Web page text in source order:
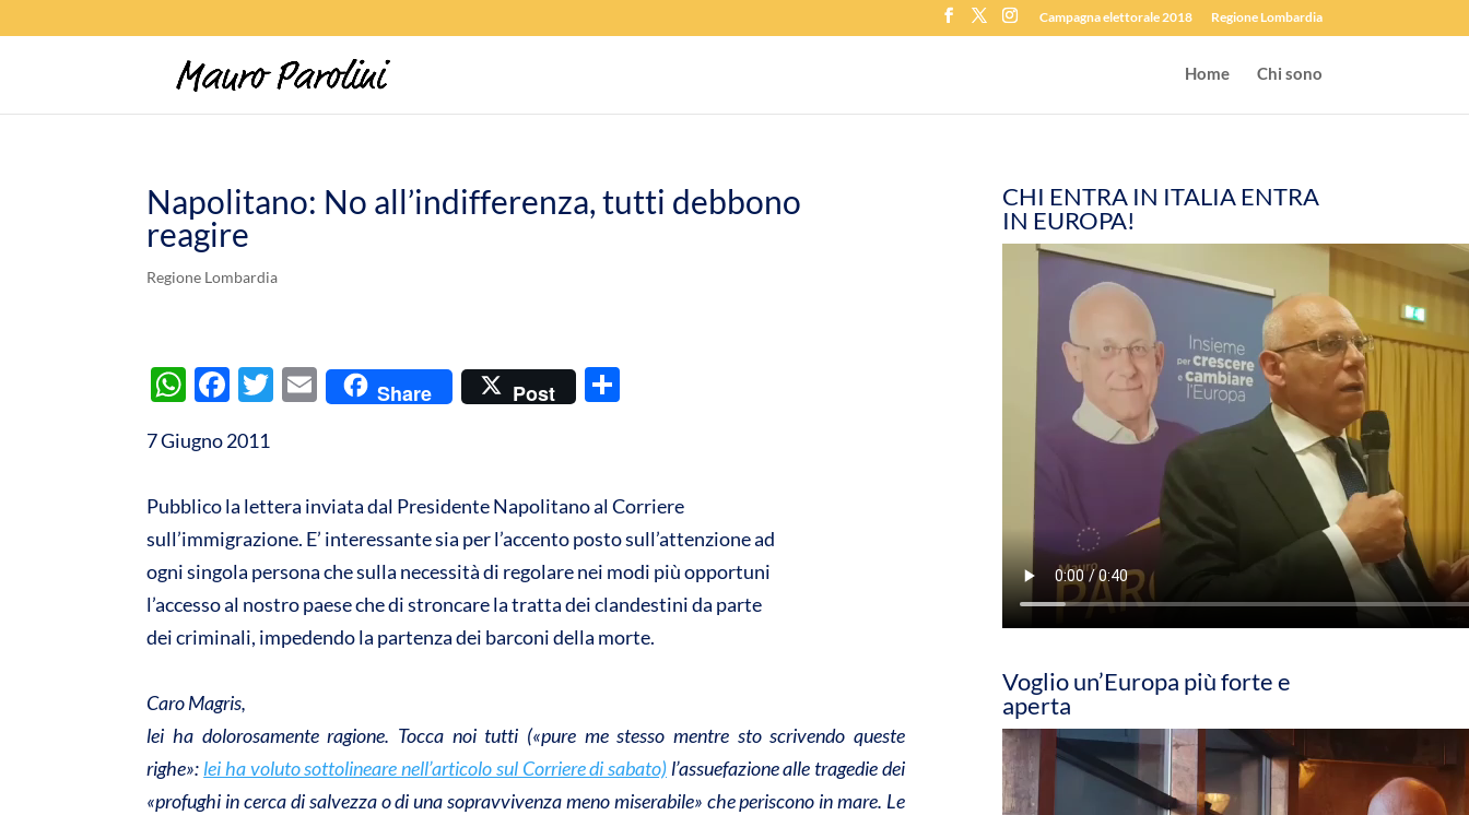
Campagna elettorale 2018 Regione Lombardia
Home Chi sono
Napolitano: No all’indifferenza, tutti debbono
reagire
Regione Lombardia
W
at
s
A
p
p
F
e
b
o
o
k
T
er
E
Share Post
di
vi
di
7 Giugno 2011
Pubblico la lettera inviata dal Presidente Napolitano al Corriere
sull’immigrazione. E’ interessante sia per l’accento posto sull’attenzione ad
ogni singola persona che sulla necessità di regolare nei modi più opportuni
l’accesso al nostro paese che di stroncare la tratta dei clandestini da parte
dei criminali, impedendo la partenza dei barconi della morte.
Caro Magris,
lei ha dolorosamente ragione. Tocca noi tutti («pure me stesso mentre sto scrivendo queste
righe»:lei ha voluto sottolineare nell’articolo sul Corriere di sabato)l’assuefazione alle tragedie dei
«profughi in cerca di salvezza o di una sopravvivenza meno miserabile» che periscono in mare. Le
CHI ENTRA IN ITALIA ENTRA
IN EUROPA!
Voglio un’Europa più forte e
aperta